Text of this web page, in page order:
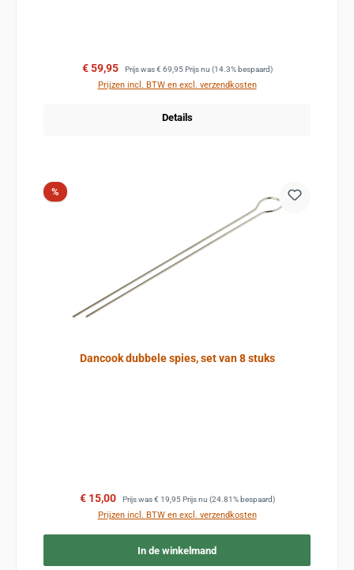
Verkoopprijs:
€ 59,95 Prijs was Normale prijs:
€ 69,95Prijs nu (14.3% bespaard)
Prijzen incl. BTW en excl. verzendkosten
Details
%Korting
Dancook dubbele spies, set van 8 stuks
Verkoopprijs:
€ 15,00 Prijs was Normale prijs:
€ 19,95Prijs nu (24.81% bespaard)
Prijzen incl. BTW en excl. verzendkosten
In de winkelmand